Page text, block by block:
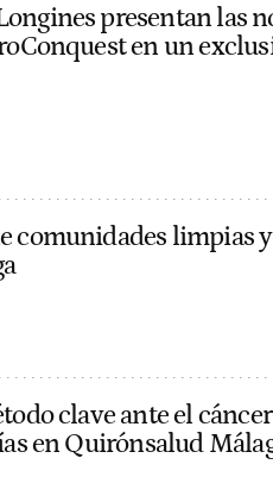
presentan las
en un
comunidades limpias y
clave ante el
en Quirónsalud